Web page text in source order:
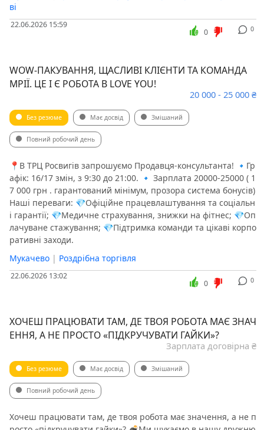
ві
22.06.2026 15:59 0
0
WOW-ПАКУВАННЯ, ЩАСЛИВІ КЛІЄНТИ ТА КОМАНДА
МРІЇ. ЦЕ І Є РОБОТА В LOVE YOU!
20 000 - 25 000 ₴
Без резюме Має досвід Змішаний
Повний робочий день
📍В ТРЦ Росвигів запрошуємо Продавця-консультанта! 🔹Гр
афік: 16/17 змін, з 9:30 до 21:00. 🔹 Зарплата 20000-25000 ( 1
7 000 грн . гарантований мінімум, прозора система бонусів)
Наші переваги: 💎Офіційне працевлаштування та соціальн
і гарантії; 💎Медичне страхування, знижки на фітнес; 💎Оп
лачуване стажування; 💎Підтримка команди та цікаві корпо
ративні заходи.
Мукачево | Роздрібна торгівля
22.06.2026 13:02 0
0
ХОЧЕШ ПРАЦЮВАТИ ТАМ, ДЕ ТВОЯ РОБОТА МАЄ ЗНАЧ
ЕННЯ, А НЕ ПРОСТО «ПІДКРУЧУВАТИ ГАЙКИ»?
Зарплата договірна ₴
Без резюме Має досвід Змішаний
Повний робочий день
Хочеш працювати там, де твоя робота має значення, а не п